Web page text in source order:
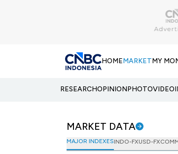
HOMEMARKETMY
RESEARCHOPINIONPHOTOVIDEO
MARKET DATA
MAJOR INDEXESINDO-FXUSD-FX